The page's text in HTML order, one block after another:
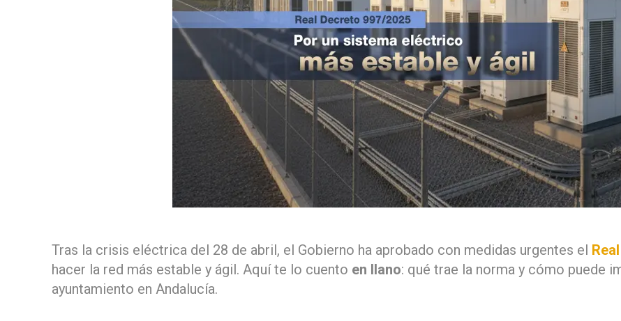
Tras la crisis eléctrica del 28 de abril, el Gobierno ha aprobado con medidas urgentes el
hacer la red más estable y ágil. Aquí te lo cuento en llano: qué trae la norma y cómo puede
ayuntamiento en Andalucía.